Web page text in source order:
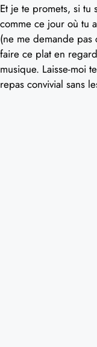
Et je te promets, si tu
comme ce jour où tu
(ne me demande pas
faire ce plat en
musique. Laisse-moi
repas convivial sans